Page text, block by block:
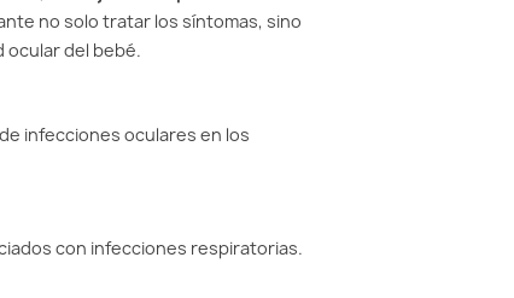
no solo tratar los síntomas, sino
ocular del bebé.
infecciones oculares en los
con infecciones respiratorias.